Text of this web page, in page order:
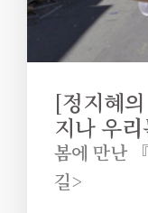
[정지혜
지나 우
봄에 만난
길>